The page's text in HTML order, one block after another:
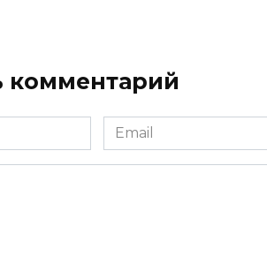
комментарий
Email
*